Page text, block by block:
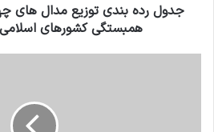
جدول رده بندی توزیع مدال های
همبستگی کشورهای